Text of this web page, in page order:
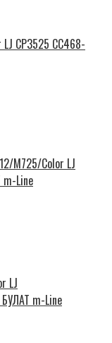
CP3525 CC468-
M725/Color LJ
Line
LJ
m-Line